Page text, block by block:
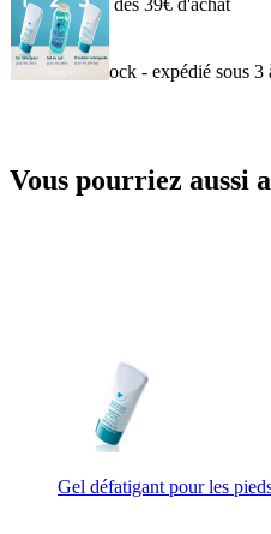
En stock - expédié sous 3
Vous pourriez aussi
Gel défatigant pour les